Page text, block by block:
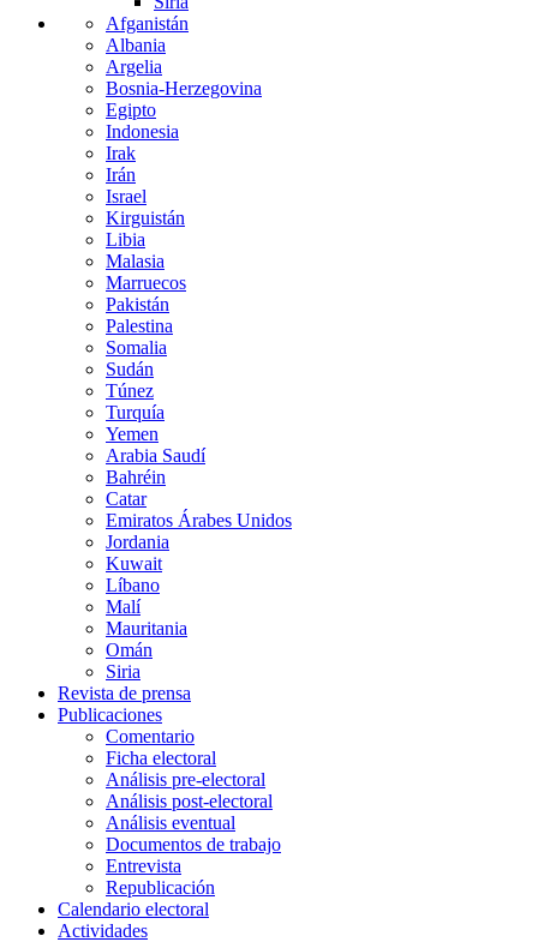
Afganistán
Albania
Argelia
Bosnia-Herzegovina
Egipto
Indonesia
Irak
Irán
Israel
Kirguistán
Libia
Malasia
Marruecos
Pakistán
Palestina
Somalia
Sudán
Túnez
Turquía
Yemen
Arabia Saudí
Bahréin
Catar
Emiratos Árabes Unidos
Jordania
Kuwait
Líbano
Malí
Mauritania
Omán
Siria
Revista de prensa
Publicaciones
Comentario
Ficha electoral
Análisis pre-electoral
Análisis post-electoral
Análisis eventual
Documentos de trabajo
Entrevista
Republicación
Calendario electoral
Actividades